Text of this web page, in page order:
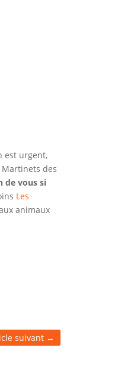
est urgent,
des
de vous si
Les
animaux
suivant→